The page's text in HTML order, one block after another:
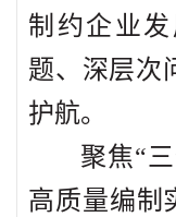
制约企业
题、深层次
护航。
聚焦“
高质量编制